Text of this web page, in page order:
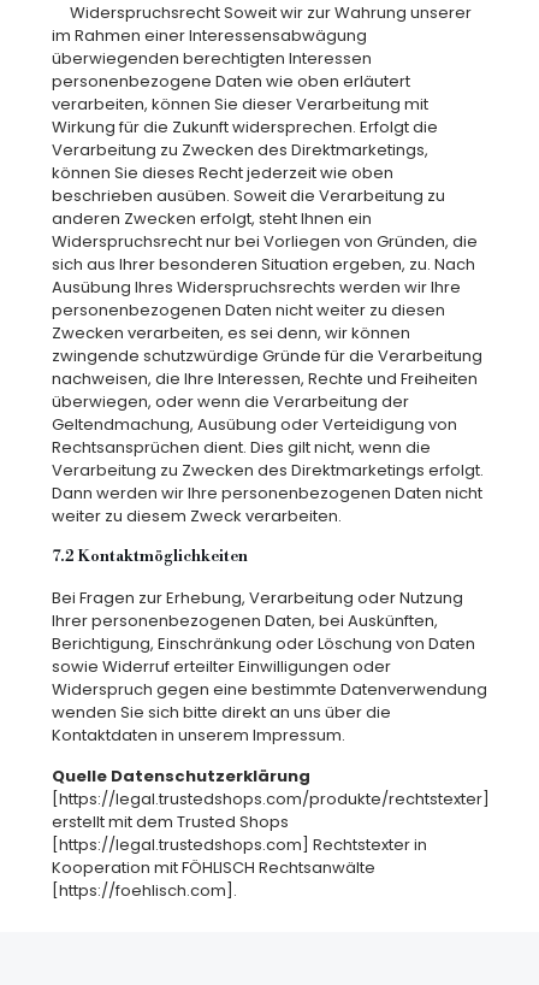
Widerspruchsrecht Soweit wir zur Wahrung unserer
im Rahmen einer Interessensabwägung
überwiegenden berechtigten Interessen
personenbezogene Daten wie oben erläutert
verarbeiten, können Sie dieser Verarbeitung mit
Wirkung für die Zukunft widersprechen. Erfolgt die
Verarbeitung zu Zwecken des Direktmarketings,
können Sie dieses Recht jederzeit wie oben
beschrieben ausüben. Soweit die Verarbeitung zu
anderen Zwecken erfolgt, steht Ihnen ein
Widerspruchsrecht nur bei Vorliegen von Gründen, die
sich aus Ihrer besonderen Situation ergeben, zu. Nach
Ausübung Ihres Widerspruchsrechts werden wir Ihre
personenbezogenen Daten nicht weiter zu diesen
Zwecken verarbeiten, es sei denn, wir können
zwingende schutzwürdige Gründe für die Verarbeitung
nachweisen, die Ihre Interessen, Rechte und Freiheiten
überwiegen, oder wenn die Verarbeitung der
Geltendmachung, Ausübung oder Verteidigung von
Rechtsansprüchen dient. Dies gilt nicht, wenn die
Verarbeitung zu Zwecken des Direktmarketings erfolgt.
Dann werden wir Ihre personenbezogenen Daten nicht
weiter zu diesem Zweck verarbeiten.
7.2 Kontaktmöglichkeiten
Bei Fragen zur Erhebung, Verarbeitung oder Nutzung
Ihrer personenbezogenen Daten, bei Auskünften,
Berichtigung, Einschränkung oder Löschung von Daten
sowie Widerruf erteilter Einwilligungen oder
Widerspruch gegen eine bestimmte Datenverwendung
wenden Sie sich bitte direkt an uns über die
Kontaktdaten in unserem Impressum.
Quelle Datenschutzerklärung
[https://legal.trustedshops.com/produkte/rechtstexter]
erstellt mit dem Trusted Shops
[https://legal.trustedshops.com] Rechtstexter in
Kooperation mit FÖHLISCH Rechtsanwälte
[https://foehlisch.com].